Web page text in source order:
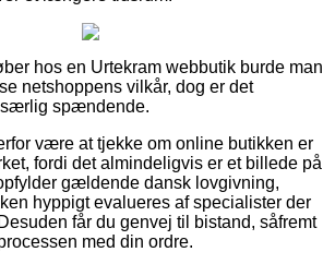
hos en Urtekram webbutik burde man
netshoppens vilkår, dog er det
spændende.
være at tjekke om online butikken er
fordi det almindeligvis er et billede på
gældende dansk lovgivning,
hyppigt evalueres af specialister der
får du genvej til bistand, såfremt
med din ordre.